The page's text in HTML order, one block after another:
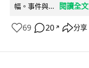
幅。事件與...
閱讀全文
69 20 ↗ 分享